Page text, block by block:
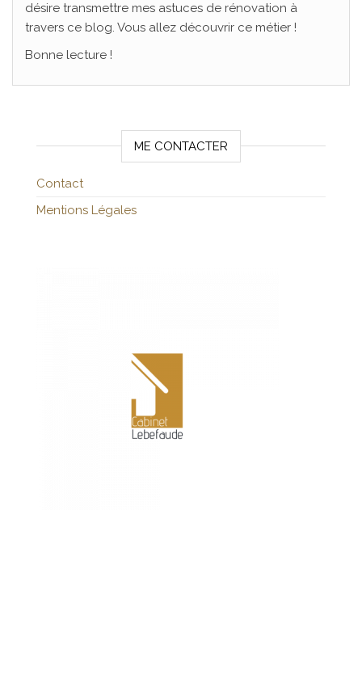
désire transmettre mes astuces de rénovation à
travers ce blog. Vous allez découvrir ce métier !
Bonne lecture !
ME CONTACTER
Contact
Mentions Légales